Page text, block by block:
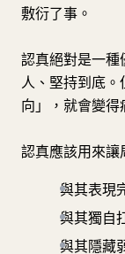
敷衍了事。
認真絕對是一種
人、堅持到底
向」，就會變得
認真應該用來讓
與其表現
與其獨自
與其隱藏